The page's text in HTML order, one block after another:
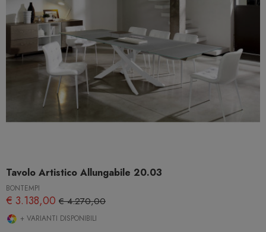
Tavolo Artistico Allungabile 20.03
BONTEMPI
€ 3.138,00 € 4.270,00
+ VARIANTI DISPONIBILI